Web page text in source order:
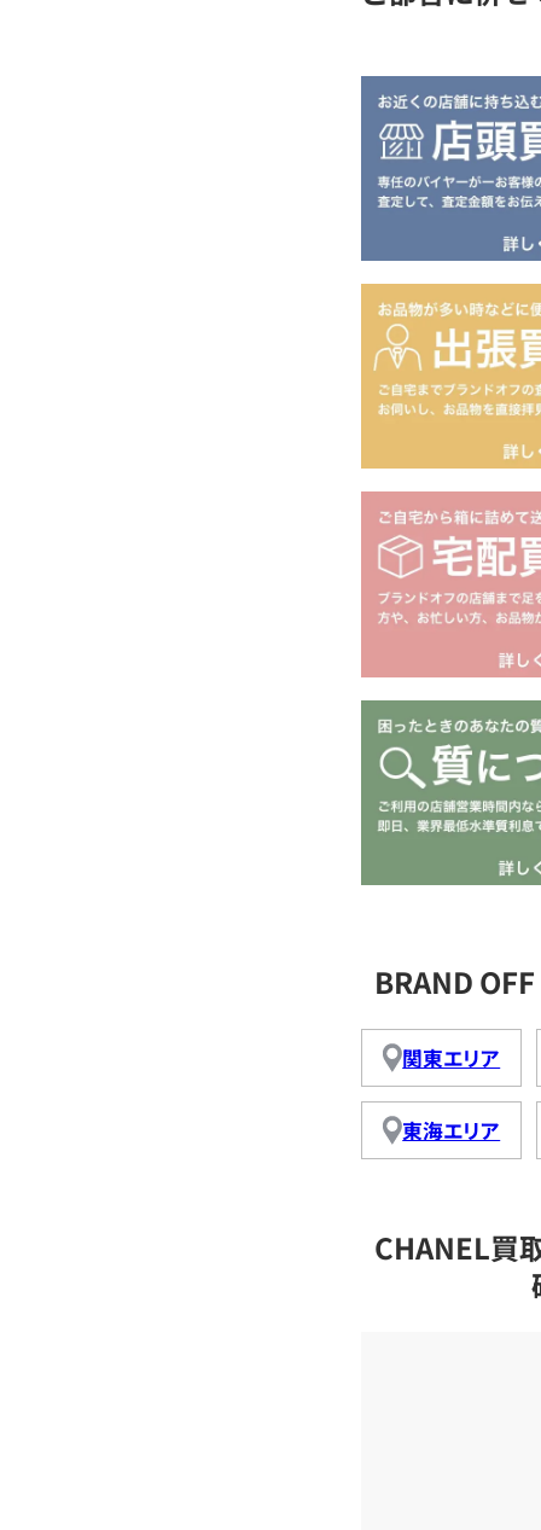
BRAND
関東エリア
東海エリア
CHANEL買